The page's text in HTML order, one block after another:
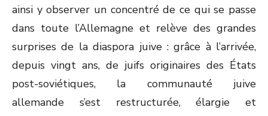
ainsi y observer un concentré de ce qui se passe
dans toute l’Allemagne et relève des grandes
surprises de la diaspora juive : grâce à l’arrivée,
depuis vingt ans, de juifs originaires des États
post-soviétiques, la communauté juive
allemande s’est restructurée, élargie et